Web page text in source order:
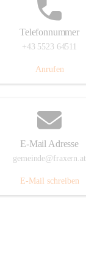
Telefonnummer
+43 5523 64511
Anrufen
E-Mail Adresse
gemeinde@fraxern.at
E-Mail schreiben